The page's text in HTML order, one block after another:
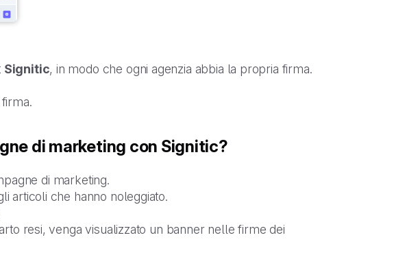
Signitic, in modo che ogni agenzia abbia la propria firma.
di marketing con Signitic?
di marketing.
articoli che hanno noleggiato.
resi, venga visualizzato un banner nelle firme dei